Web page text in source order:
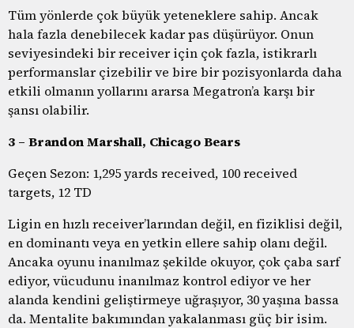
Tüm yönlerde çok büyük yeteneklere sahip. Ancak
hala fazla denebilecek kadar pas düşürüyor. Onun
seviyesindeki bir receiver için çok fazla, istikrarlı
performanslar çizebilir ve bire bir pozisyonlarda daha
etkili olmanın yollarını ararsa Megatron’a karşı bir
şansı olabilir.
3 – Brandon Marshall, Chicago Bears
Geçen Sezon: 1,295 yards received, 100 received
targets, 12 TD
Ligin en hızlı receiver’larından değil, en fiziklisi değil,
en dominantı veya en yetkin ellere sahip olanı değil.
Ancaka oyunu inanılmaz şekilde okuyor, çok çaba sarf
ediyor, vücudunu inanılmaz kontrol ediyor ve her
alanda kendini geliştirmeye uğraşıyor, 30 yaşına bassa
da. Mentalite bakımından yakalanması güç bir isim.